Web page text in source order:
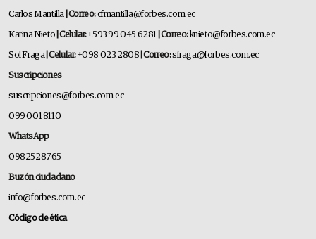
Carlos Mantilla | Correo:cfmantilla@forbes.com.ec
Karina Nieto | Celular:+593 99 045 6281 | Correo:knieto@forbes.com.ec
Sol Fraga| Celular:+098 023 2808 | Correo:sfraga@forbes.com.ec
Suscripciones
suscripciones@forbes.com.ec
099 001 8110
WhatsApp
0982528765
Buzón ciudadano
info@forbes.com.ec
Código de ética